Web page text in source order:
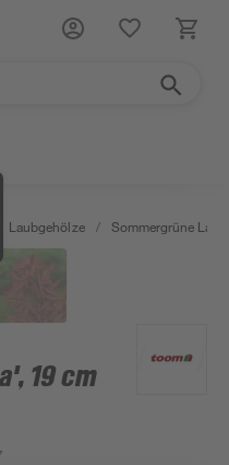
Laubgehölze / Sommergrüne
19 cm